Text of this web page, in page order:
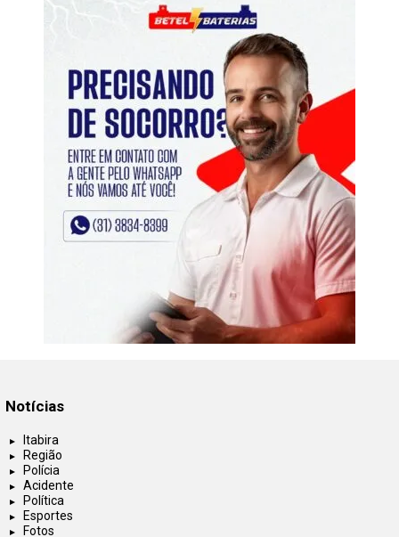
Notícias
Itabira
Região
Polícia
Acidente
Política
Esportes
Fotos